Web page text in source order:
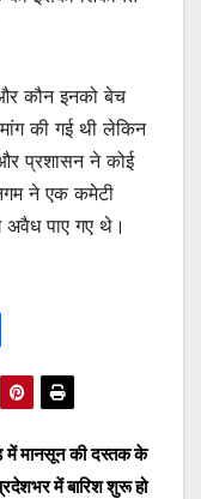
कौन इनको बेच
की गई थी लेकिन
प्रशासन ने कोई
ने एक कमेटी
अवैध पाए गए थे।
h
ar
eमें मानसून की दस्तक के
में बारिश शुरू हो